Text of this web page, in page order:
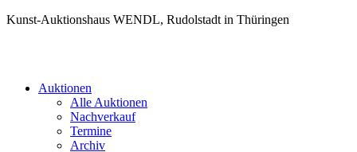
Kunst-Auktionshaus WENDL, Rudolstadt in Thüringen
Auktionen
Alle Auktionen
Nachverkauf
Termine
Archiv